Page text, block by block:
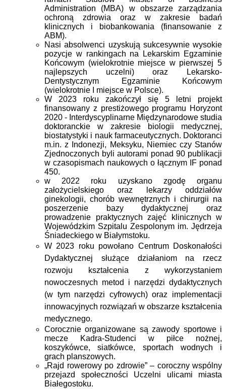
Administration (MBA) w obszarze zarządzania
ochroną zdrowia oraz w zakresie badań
klinicznych i biobankowania (finansowanie z
ABM).
Nasi absolwenci uzyskują sukcesywnie wysokie
pozycje w rankingach na Lekarskim Egzaminie
Końcowym (wielokrotnie miejsce w pierwszej 5
najlepszych uczelni) oraz Lekarsko-
Dentystycznym Egzaminie Końcowym
(wielokrotnie I miejsce w Polsce).
W 2023 roku zakończył się 5 letni projekt
finansowany z prestiżowego programu Horyzont
2020 - Interdyscyplinarne Międzynarodowe studia
doktoranckie w zakresie biologii medycznej,
biostatystyki i nauk farmaceutycznych. Doktoranci
m.in. z Indonezji, Meksyku, Niemiec czy Stanów
Zjednoczonych byli autorami ponad 90 publikacji
w czasopismach naukowych o łącznym IF ponad
450.
w 2022 roku uzyskano zgodę organu
założycielskiego oraz lekarzy oddziałów
ginekologii, chorób wewnętrznych i chirurgii na
poszerzenie bazy dydaktycznej oraz
prowadzenie praktycznych zajęć klinicznych w
Wojewódzkim Szpitalu Zespolonym im. Jędrzeja
Śniadeckiego w Białymstoku.
W 2023 roku powołano Centrum Doskonałości
Dydaktycznej służące działaniom na rzecz
rozwoju kształcenia z wykorzystaniem
nowoczesnych metod i narzędzi dydaktycznych
(w tym narzędzi cyfrowych) oraz implementacji
innowacyjnych rozwiązań w obszarze kształcenia
medycznego.
Corocznie organizowane są zawody sportowe i
mecze Kadra-Studenci w piłce nożnej,
koszykówce, siatkówce, sportach wodnych i
grach planszowych.
„Rajd rowerowy po zdrowie” – coroczny wspólny
przejazd społeczności Uczelni ulicami miasta
Białegostoku.